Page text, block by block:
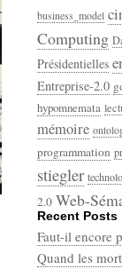
Recent Posts
Faut-il encore
Quand les
business_model
Computing
Présidentielles
Entreprise-2.0
hypomnemata
mémoire
programmation
stiegler
2.0 Web-
écriture
Categories